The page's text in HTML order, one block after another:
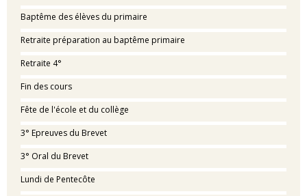
Baptême des élèves du primaire
Retraite préparation au baptême primaire
Retraite 4°
Fin des cours
Fête de l'école et du collège
3° Epreuves du Brevet
3° Oral du Brevet
Lundi de Pentecôte